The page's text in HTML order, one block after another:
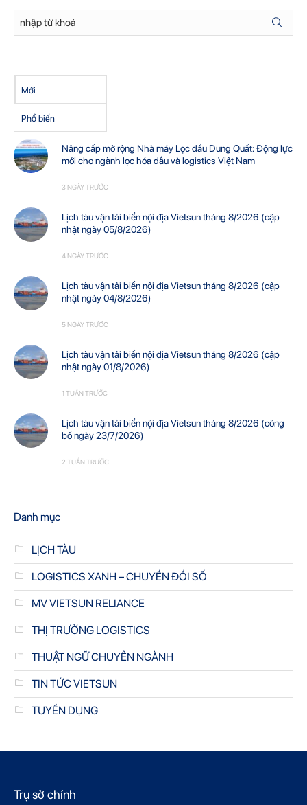
Mới
Phổ biến
Nâng cấp mở rộng Nhà máy Lọc dầu Dung Quất: Động lực
mới cho ngành lọc hóa dầu và logistics Việt Nam
3 NGÀY TRƯỚC
Lịch tàu vận tải biển nội địa Vietsun tháng 8/2026 (cập
nhật ngày 05/8/2026)
4 NGÀY TRƯỚC
Lịch tàu vận tải biển nội địa Vietsun tháng 8/2026 (cập
nhật ngày 04/8/2026)
5 NGÀY TRƯỚC
Lịch tàu vận tải biển nội địa Vietsun tháng 8/2026 (cập
nhật ngày 01/8/2026)
1 TUẦN TRƯỚC
Lịch tàu vận tải biển nội địa Vietsun tháng 8/2026 (công
bố ngày 23/7/2026)
2 TUẦN TRƯỚC
Danh mục
LỊCH TÀU
LOGISTICS XANH – CHUYỂN ĐỔI SỐ
MV VIETSUN RELIANCE
THỊ TRƯỜNG LOGISTICS
THUẬT NGỮ CHUYÊN NGÀNH
TIN TỨC VIETSUN
TUYỂN DỤNG
Trụ sở chính